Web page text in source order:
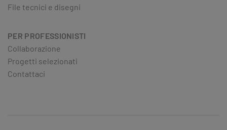
File tecnici e disegni
PER PROFESSIONISTI
Collaborazione
Progetti selezionati
Contattaci